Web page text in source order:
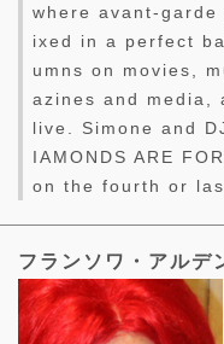
where avant-
ixed in a perfect
umns on movies,
azines and media,
live. Simone and
IAMONDS ARE
on the fourth or
フランソワ・アル